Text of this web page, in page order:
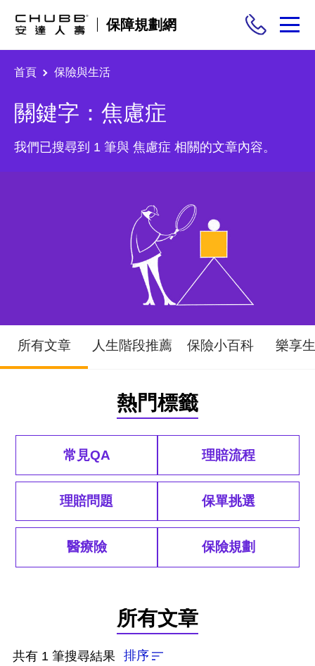
保障規劃網
保險商品
需求分析
首頁 保險與生活
關鍵字：焦慮症
我們已搜尋到 1 筆與 焦慮症 相關的文章內容。
所有文章 人生階段推薦 保險小百科 樂享
熱門標籤
常見QA 理賠流程
理賠問題 保單挑選
醫療險 保險規劃
所有文章
共有 1 筆搜尋結果 排序